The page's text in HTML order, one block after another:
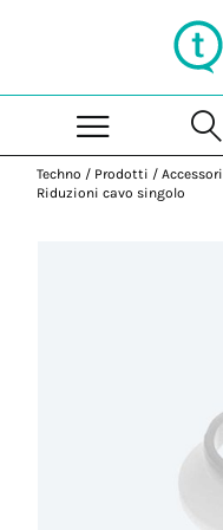
Techno / Prodotti / Accessori
Riduzioni cavo singolo